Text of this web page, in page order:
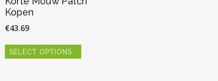
Kopen
€43.69
SELECT OPTIONS